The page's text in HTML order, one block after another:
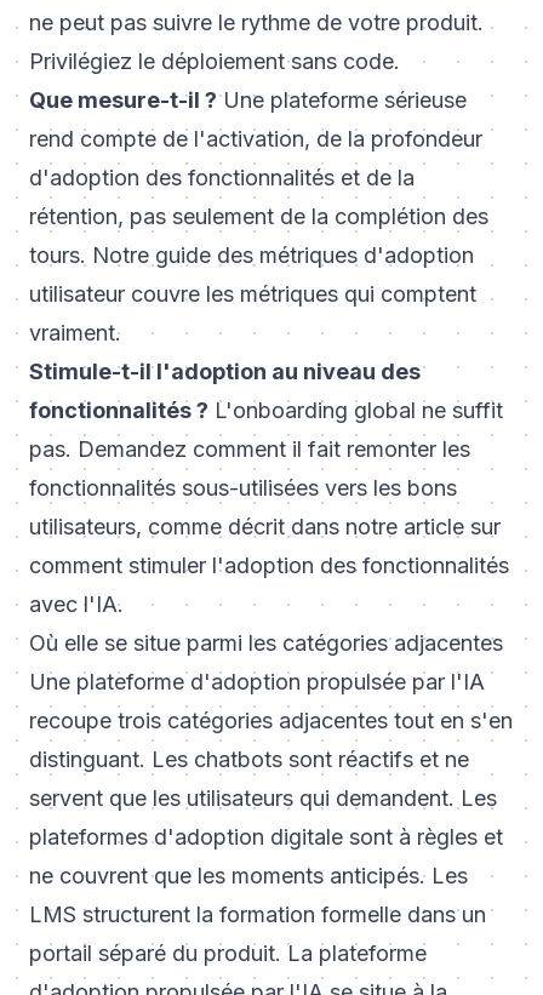
ne peut pas suivre le rythme de votre produit.
Privilégiez le déploiement sans code.
Que mesure-t-il ?Une plateforme sérieuse
rend compte de l'activation, de la profondeur
d'adoption des fonctionnalités et de la
rétention, pas seulement de la complétion des
tours. Notre guide des métriques d'adoption
utilisateur couvre les métriques qui comptent
vraiment.
Stimule-t-il l'adoption au niveau des
fonctionnalités ? L'onboarding global ne suffit
pas. Demandez comment il fait remonter les
fonctionnalités sous-utilisées vers les bons
utilisateurs, comme décrit dans notre article sur
comment stimuler l'adoption des fonctionnalités
avec l'IA.
Où elle se situe parmi les catégories adjacentes
Une plateforme d'adoption propulsée par l'IA
recoupe trois catégories adjacentes tout en s'en
distinguant. Les chatbots sont réactifs et ne
servent que les utilisateurs qui demandent. Les
plateformes d'adoption digitale sont à règles et
ne couvrent que les moments anticipés. Les
LMS structurent la formation formelle dans un
portail séparé du produit. La plateforme